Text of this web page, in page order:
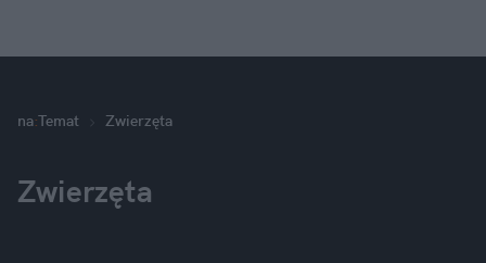
na:Temat Zwierzęta
Zwierzęta